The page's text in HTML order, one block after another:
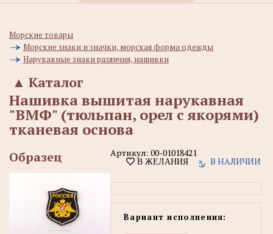
Морские товары
Морские знаки и значки, морская форма одежды
Нарукавные знаки различия, нашивки
Каталог
▲
Нашивка вышитая нарукавная
"ВМФ" (тюльпан, орел с якорями)
тканевая основа
Образец Артикул:00-01018421
В ЖЕЛАНИЯ В НАЛИЧИИ
Вариант исполнения: